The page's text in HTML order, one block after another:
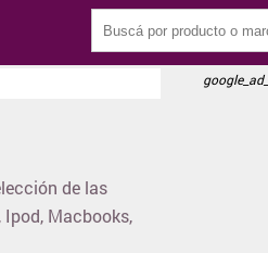
de las
Ipod, Macbooks,